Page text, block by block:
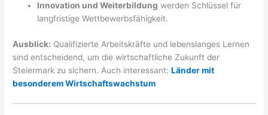
Innovation und Weiterbildung werden Schlüssel für
langfristige Wettbewerbsfähigkeit.
Ausblick: Qualifizierte Arbeitskräfte und lebenslanges Lernen
sind entscheidend, um die wirtschaftliche Zukunft der
Steiermark zu sichern. Auch interessant:Länder mit
besonderem Wirtschaftswachstum